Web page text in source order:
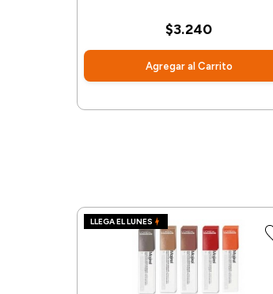
$3.240
Agregar al Carrito
LLEGA EL LUNES